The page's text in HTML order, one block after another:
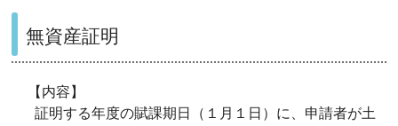
無資産証明
【内容】
証明する年度の賦課期日（１月１日）に、申請者が土